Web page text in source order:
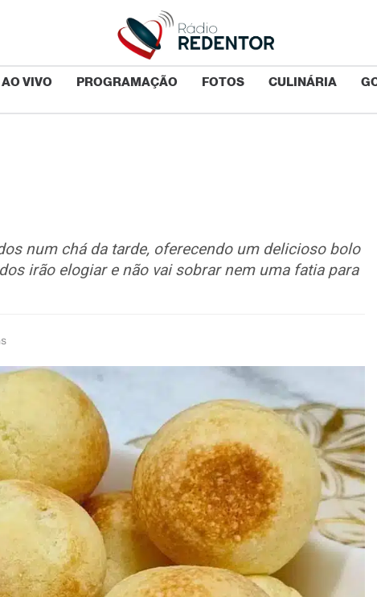
AO VIVO PROGRAMAÇÃO FOTOS CULINÁRIA
num chá da tarde, oferecendo um delicioso bolo
irão elogiar e não vai sobrar nem uma fatia para